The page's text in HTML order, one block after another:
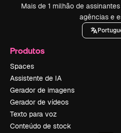
Mais de 1 milhão de
agências e
Produtos
Spaces
Assistente de IA
Gerador de imagens
Gerador de vídeos
Texto para voz
Conteúdo de stock